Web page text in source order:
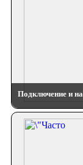
Подключение и